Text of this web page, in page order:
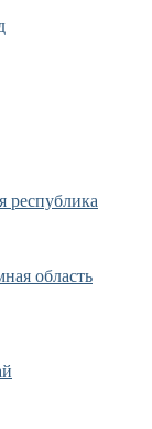
республика
область